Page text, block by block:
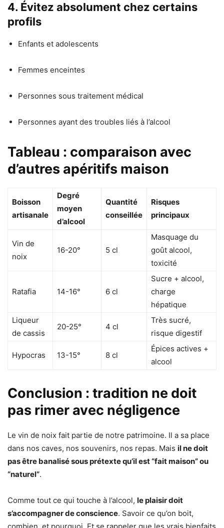
4. Évitez absolument chez certains
profils
Enfants et adolescents
Femmes enceintes
Personnes sous traitement médical
Personnes ayant des troubles liés à l’alcool
Tableau : comparaison avec
d’autres apéritifs maison
Boisson
artisanale
Degré
moyen
d’alcool
Quantité
conseillée
Risques
principaux
Vin de
noix
16-20° 5 cl
Masquage du
goût alcool,
toxicité
Ratafia 14-16° 6 cl
Sucre + alcool,
charge
hépatique
Liqueur
de cassis
20-25° 4 cl
Très sucré,
risque digestif
Hypocras 13-15° 8 cl
Épices actives +
alcool
Conclusion : tradition ne doit
pas rimer avec négligence
Le vin de noix fait partie de notre patrimoine. Il a sa place
dans nos caves, nos souvenirs, nos repas. Mais il ne doit
pas être banalisé sous prétexte qu’il est “fait maison” ou
“naturel”.
Comme tout ce qui touche à l’alcool, le plaisir doit
s’accompagner de conscience. Savoir ce qu’on boit,